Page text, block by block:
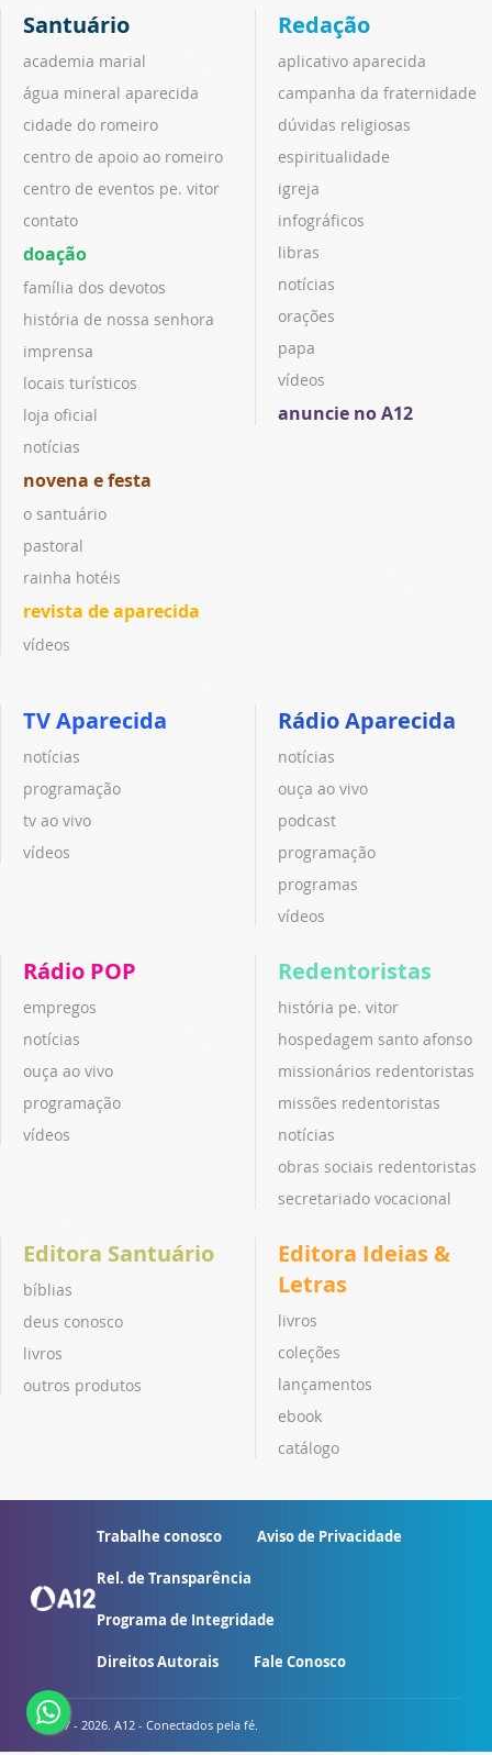
Santuário
academia marial
água mineral aparecida
cidade do romeiro
centro de apoio ao romeiro
centro de eventos pe. vitor
contato
doação
família dos devotos
história de nossa senhora
imprensa
locais turísticos
loja oficial
notícias
novena e festa
o santuário
pastoral
rainha hotéis
revista de aparecida
vídeos
Redação
aplicativo aparecida
campanha da fraternidade
dúvidas religiosas
espiritualidade
igreja
infográficos
libras
notícias
orações
papa
vídeos
anuncie no A12
TV Aparecida
notícias
programação
tv ao vivo
vídeos
Rádio Aparecida
notícias
ouça ao vivo
podcast
programação
programas
vídeos
Rádio POP
empregos
notícias
ouça ao vivo
programação
vídeos
Redentoristas
história pe. vitor
hospedagem santo afonso
missionários redentoristas
missões redentoristas
notícias
obras sociais redentoristas
secretariado vocacional
Editora Santuário
bíblias
deus conosco
livros
outros produtos
Editora Ideias &
Letras
livros
coleções
lançamentos
ebook
catálogo
Trabalhe conosco Aviso de Privacidade
Rel. de Transparência
Programa de Integridade
Direitos Autorais Fale Conosco
© 2007 - 2026. A12 - Conectados pela fé.